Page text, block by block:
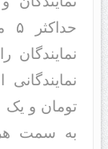
به سمت هر